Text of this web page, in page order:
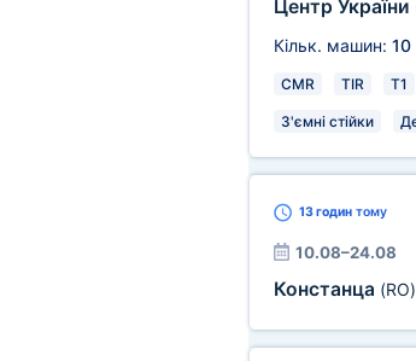
Центр України
Кільк. машин: 10
CMR TIR T1
З'ємні стійки
13 годинтому
10.08–24.08
Констанца (RO)